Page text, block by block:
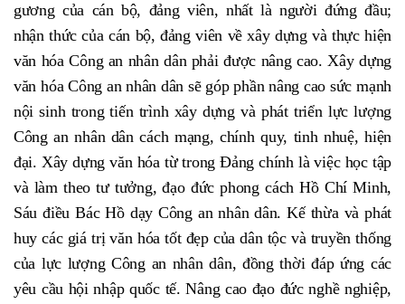
gương của cán bộ, đảng viên, nhất là người đứng đầu;
nhận thức của cán bộ, đảng viên về xây dựng và thực hiện
văn hóa Công an nhân dân phải được nâng cao. Xây dựng
văn hóa Công an nhân dân sẽ góp phần nâng cao sức mạnh
nội sinh trong tiến trình xây dựng và phát triển lực lượng
Công an nhân dân cách mạng, chính quy, tinh nhuệ, hiện
đại. Xây dựng văn hóa từ trong Đảng chính là việc học tập
và làm theo tư tưởng, đạo đức phong cách Hồ Chí Minh,
Sáu điều Bác Hồ dạy Công an nhân dân. Kế thừa và phát
huy các giá trị văn hóa tốt đẹp của dân tộc và truyền thống
của lực lượng Công an nhân dân, đồng thời đáp ứng các
yêu cầu hội nhập quốc tế. Nâng cao đạo đức nghề nghiệp,